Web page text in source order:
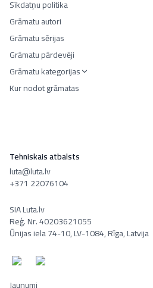
Sīkdatņu politika
Grāmatu autori
Grāmatu sērijas
Grāmatu pārdevēji
Grāmatu kategorijas
Kur nodot grāmatas
Tehniskais atbalsts
luta@luta.lv
+371 22076104
SIA Luta.lv
Reģ. Nr. 40203621055
Ūnijas iela 74-10, LV-1084, Rīga, Latvija